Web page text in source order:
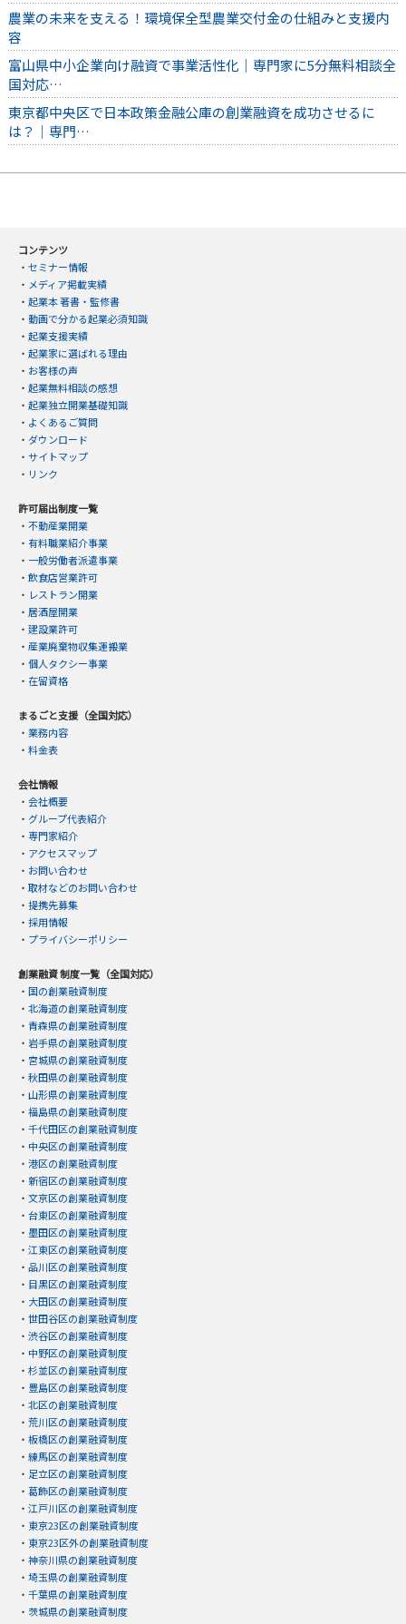
農業の未来を支える！環境保全型農業交付金の仕組みと支援内
容
富山県中小企業向け融資で事業活性化｜専門家に5分無料相談全
国対応…
東京都中央区で日本政策金融公庫の創業融資を成功させるに
は？｜専門…
コンテンツ
・ セミナー情報
・ メディア掲載実績
・ 起業本 著書・監修書
・ 動画で分かる起業必須知識
・ 起業支援実績
・ 起業家に選ばれる理由
・ お客様の声
・ 起業無料相談の感想
・ 起業独立開業基礎知識
・ よくあるご質問
・ ダウンロード
・ サイトマップ
・ リンク
許可届出制度一覧
・ 不動産業開業
・ 有料職業紹介事業
・ 一般労働者派遣事業
・ 飲食店営業許可
・ レストラン開業
・ 居酒屋開業
・ 建設業許可
・ 産業廃棄物収集運搬業
・ 個人タクシー事業
・ 在留資格
まるごと支援（全国対応）
・ 業務内容
・ 料金表
会社情報
・ 会社概要
・ グループ代表紹介
・ 専門家紹介
・ アクセスマップ
・ お問い合わせ
・ 取材などのお問い合わせ
・ 提携先募集
・ 採用情報
・ プライバシーポリシー
創業融資 制度一覧（全国対応）
・ 国の創業融資制度
・ 北海道の創業融資制度
・ 青森県の創業融資制度
・ 岩手県の創業融資制度
・ 宮城県の創業融資制度
・ 秋田県の創業融資制度
・ 山形県の創業融資制度
・ 福島県の創業融資制度
・ 千代田区の創業融資制度
・ 中央区の創業融資制度
・ 港区の創業融資制度
・ 新宿区の創業融資制度
・ 文京区の創業融資制度
・ 台東区の創業融資制度
・ 墨田区の創業融資制度
・ 江東区の創業融資制度
・ 品川区の創業融資制度
・ 目黒区の創業融資制度
・ 大田区の創業融資制度
・ 世田谷区の創業融資制度
・ 渋谷区の創業融資制度
・ 中野区の創業融資制度
・ 杉並区の創業融資制度
・ 豊島区の創業融資制度
・ 北区の創業融資制度
・ 荒川区の創業融資制度
・ 板橋区の創業融資制度
・ 練馬区の創業融資制度
・ 足立区の創業融資制度
・ 葛飾区の創業融資制度
・ 江戸川区の創業融資制度
・ 東京23区の創業融資制度
・ 東京23区外の創業融資制度
・ 神奈川県の創業融資制度
・ 埼玉県の創業融資制度
・ 千葉県の創業融資制度
・ 茨城県の創業融資制度